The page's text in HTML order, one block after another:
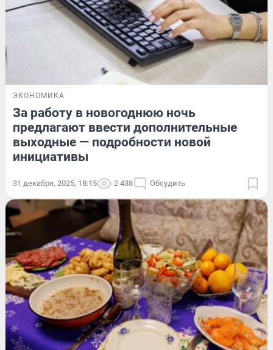
ЭКОНОМИКА
За работу в новогоднюю ночь
предлагают ввести дополнительные
выходные — подробности новой
инициативы
31 декабря, 2025, 18:15 2 438 Обсудить